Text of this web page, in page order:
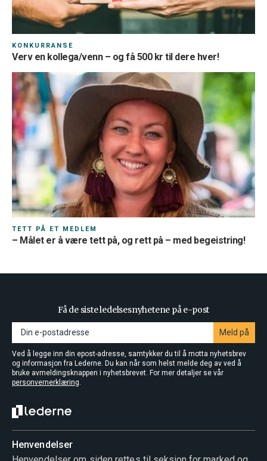
KONKURRANSE
Verv en kollega/venn – og få 500 kr til dere hver!
TETT PÅ ET MEDLEM
– Målet er å være tett på, og rett på – med begeistring!
Få de siste ledelsesnyhetene på e-post
Meld på
Ved å legge inn din epost-adresse, samtykker du til å motta nyhetsbrev
og informasjon fra Lederne. Du kan når som helst melde deg av ved å
bruke avmeldingsknappen i nyhetsbrevet. For mer detaljer se vår
personvernerklæring.
Henvendelser